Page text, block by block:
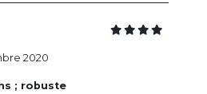
; robuste
2020